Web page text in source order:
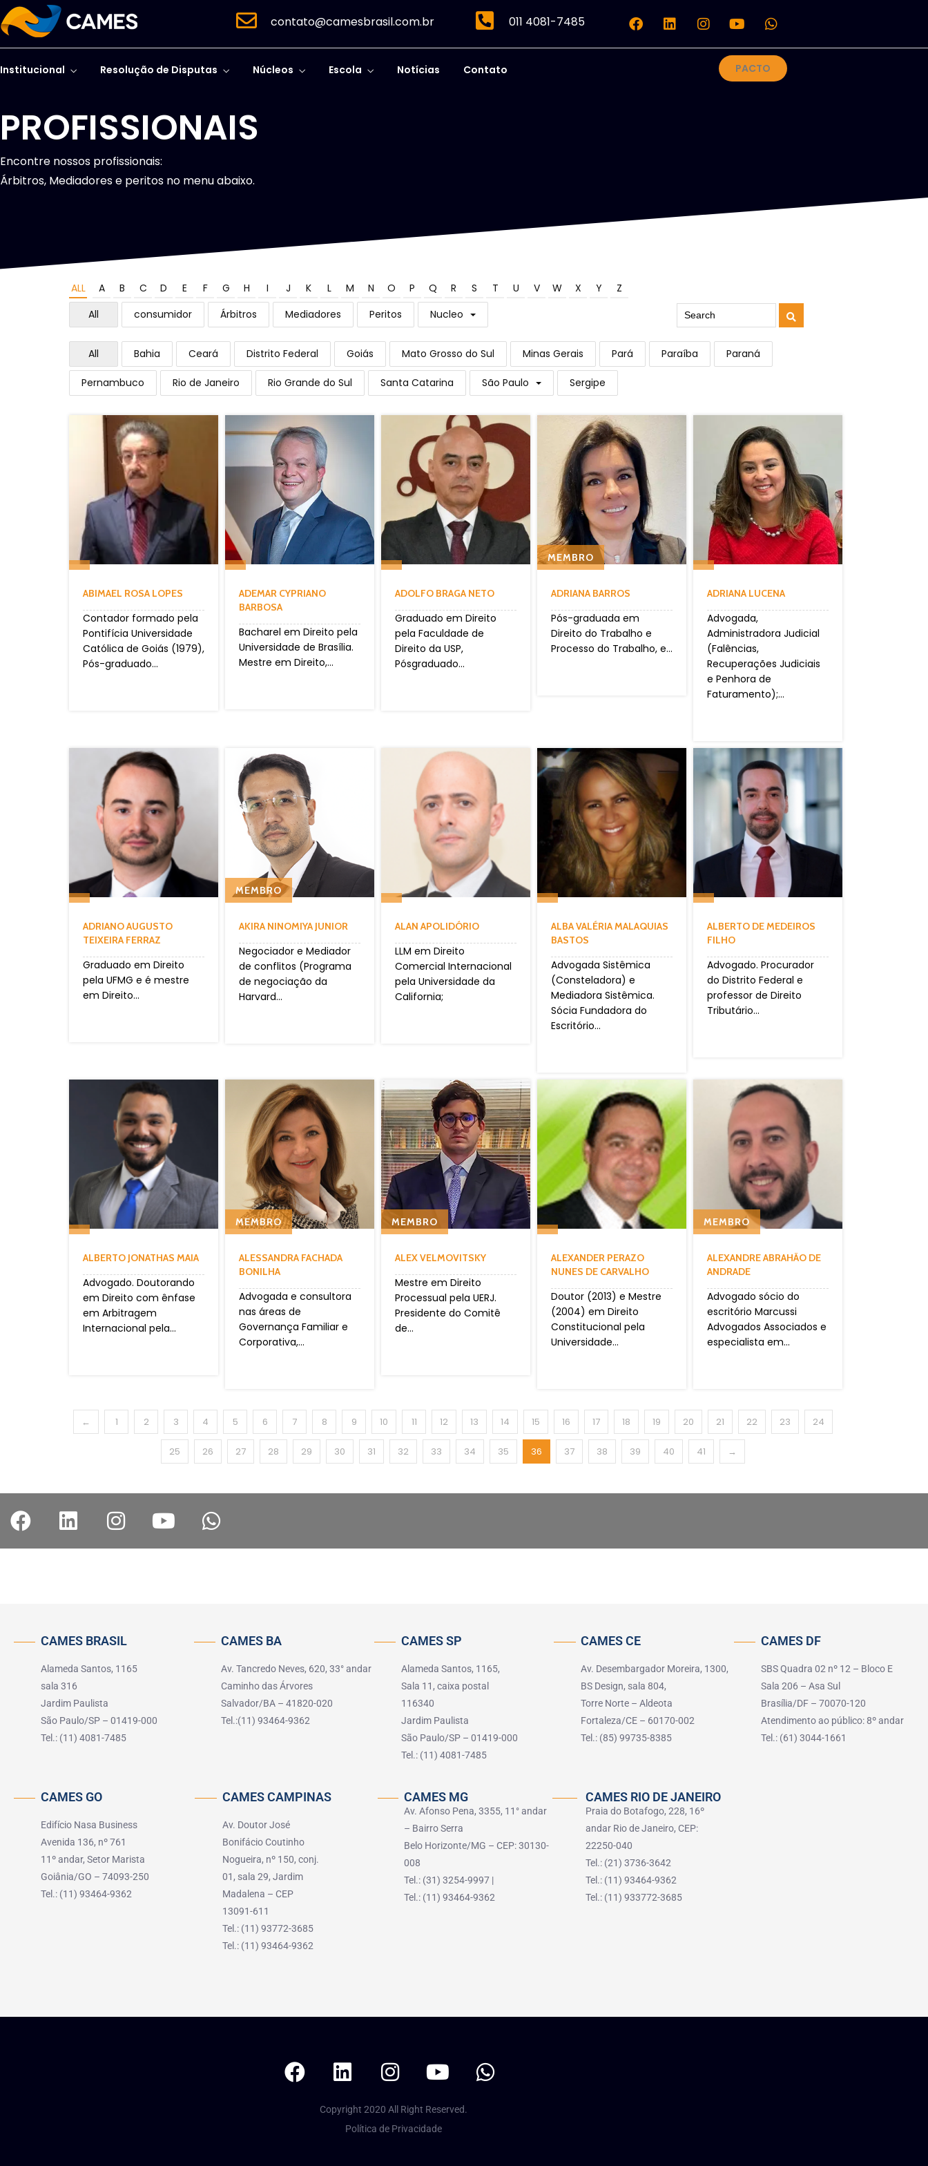
contato@camesbrasil.com.br 011 4081-7485
Institucional Resolução de Disputas Núcleos Escola Notícias Contato PACTO
PROFISSIONAIS
Encontre nossos profissionais:
Árbitros, Mediadores e peritos no menu abaixo.
ALL A B C D E F G H I J K L M N O P Q R S T U V W X Y
Z
All
consumidor Árbitros Mediadores Peritos Nucleo
All Bahia Ceará Distrito Federal Goiás Mato Grosso do Sul Minas Gerais Pará Paraíba Paraná
Pernambuco Rio de Janeiro Rio Grande do Sul Santa Catarina São Paulo Sergipe
ABIMAEL ROSA LOPES
Contador formado pela
Pontifícia Universidade
Católica de Goiás (1979),
Pós-graduado...
ADEMAR CYPRIANO
BARBOSA
Bacharel em Direito pela
Universidade de Brasília.
Mestre em Direito,...
ADOLFO BRAGA NETO
Graduado em Direito
pela Faculdade de
Direito da USP,
Pósgraduado...
MEMBRO
ADRIANA BARROS
Pós-graduada em
Direito do Trabalho e
Processo do Trabalho, e...
ADRIANA LUCENA
Advogada,
Administradora Judicial
(Falências,
Recuperações Judiciais
e Penhora de
Faturamento);...
ADRIANO AUGUSTO
TEIXEIRA FERRAZ
Graduado em Direito
pela UFMG e é mestre
em Direito...
MEMBRO
AKIRA NINOMIYA JUNIOR
Negociador e Mediador
de conflitos (Programa
de negociação da
Harvard...
ALAN APOLIDÓRIO
LLM em Direito
Comercial Internacional
pela Universidade da
California;
ALBA VALÉRIA MALAQUIAS
BASTOS
Advogada Sistêmica
(Consteladora) e
Mediadora Sistêmica.
Sócia Fundadora do
Escritório...
ALBERTO DE MEDEIROS
FILHO
Advogado. Procurador
do Distrito Federal e
professor de Direito
Tributário...
ALBERTO JONATHAS MAIA
Advogado. Doutorando
em Direito com ênfase
em Arbitragem
Internacional pela...
MEMBRO
ALESSANDRA FACHADA
BONILHA
Advogada e consultora
nas áreas de
Governança Familiar e
Corporativa,...
MEMBRO
ALEX VELMOVITSKY
Mestre em Direito
Processual pela UERJ.
Presidente do Comitê
de...
ALEXANDER PERAZO
NUNES DE CARVALHO
Doutor (2013) e Mestre
(2004) em Direito
Constitucional pela
Universidade...
MEMBRO
ALEXANDRE ABRAHÃO DE
ANDRADE
Advogado sócio do
escritório Marcussi
Advogados Associados e
especialista em...
← 1 2 3 4 5 6 7 8 9 10 11 12 13 14 15 16 17 18 19 20 21 22 23 24
25 26 27 28 29 30 31 32 33 34 35 36 37 38 39 40 41 →
CAMES BRASIL
Alameda Santos, 1165
sala 316
Jardim Paulista
São Paulo/SP – 01419-000
Tel.: (11) 4081-7485
CAMES BA
Av. Tancredo Neves, 620, 33° andar
Caminho das Árvores
Salvador/BA – 41820-020
Tel.:(11) 93464-9362
CAMES SP
Alameda Santos, 1165,
Sala 11, caixa postal
116340
Jardim Paulista
São Paulo/SP – 01419-000
Tel.: (11) 4081-7485
CAMES CE
Av. Desembargador Moreira, 1300,
BS Design, sala 804,
Torre Norte – Aldeota
Fortaleza/CE – 60170-002
Tel.: (85) 99735-8385
CAMES DF
SBS Quadra 02 nº 12 – Bloco E
Sala 206 – Asa Sul
Brasília/DF – 70070-120
Atendimento ao público: 8º andar
Tel.: (61) 3044-1661
CAMES GO
Edifício Nasa Business
Avenida 136, nº 761
11º andar, Setor Marista
Goiânia/GO – 74093-250
Tel.: (11) 93464-9362
CAMES CAMPINAS
Av. Doutor José
Bonifácio Coutinho
Nogueira, nº 150, conj.
01, sala 29, Jardim
Madalena – CEP
13091-611
Tel.: (11) 93772-3685
Tel.: (11) 93464-9362
CAMES MG
Av. Afonso Pena, 3355, 11° andar
– Bairro Serra
Belo Horizonte/MG – CEP: 30130-
008
Tel.: (31) 3254-9997 |
Tel.: (11) 93464-9362
CAMES RIO DE JANEIRO
Praia do Botafogo, 228, 16º
andar Rio de Janeiro, CEP:
22250-040
Tel.: (21) 3736-3642
Tel.: (11) 93464-9362
Tel.: (11) 933772-3685
Copyright 2020 All Right Reserved.
Política de Privacidade